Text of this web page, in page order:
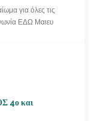
για όλες τις
ΕΔΩ Μαιευ
4ο και